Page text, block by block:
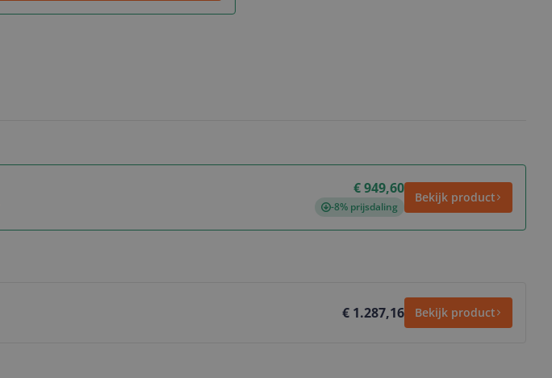
€ 949,60
-8% prijsdaling
Bekijk product
€ 1.287,16 Bekijk product